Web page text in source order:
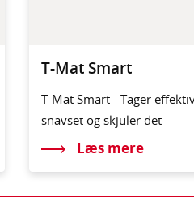
T-Mat Smart
T-Mat Smart - Tager
snavset og skjuler det
Læs mere